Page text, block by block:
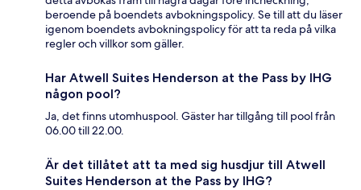
beroende på boendets avbokningspolicy. Se till att du läser
igenom boendets avbokningspolicy för att ta reda på vilka
regler och villkor som gäller.
Har Atwell Suites Henderson at the Pass by IHG
någon pool?
Ja, det finns utomhuspool. Gäster har tillgång till pool från
06.00 till 22.00.
Är det tillåtet att ta med sig husdjur till Atwell
Suites Henderson at the Pass by IHG?